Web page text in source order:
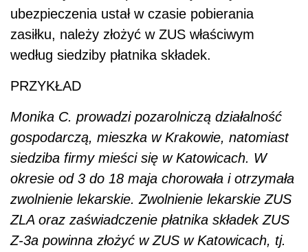
ubezpieczenia ustał w czasie pobierania
zasiłku, należy złożyć w ZUS właściwym
według siedziby płatnika składek.
PRZYKŁAD
Monika C. prowadzi pozarolniczą działalność
gospodarczą, mieszka w Krakowie, natomiast
siedziba firmy mieści się w Katowicach. W
okresie od 3 do 18 maja chorowała i otrzymała
zwolnienie lekarskie. Zwolnienie lekarskie ZUS
ZLA oraz zaświadczenie płatnika składek ZUS
Z-3a powinna złożyć w ZUS w Katowicach, tj.